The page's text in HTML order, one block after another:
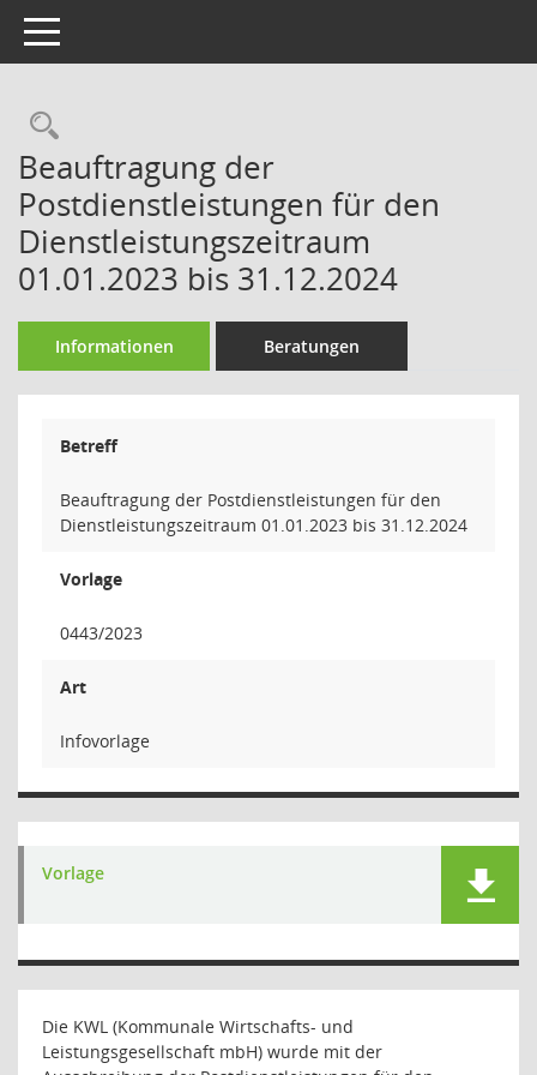
Toggle navigation
Rechercheauswahl
Beauftragung der
Postdienstleistungen für den
Dienstleistungszeitraum
01.01.2023 bis 31.12.2024
Informationen Beratungen
Betreff
Beauftragung der Postdienstleistungen für den
Dienstleistungszeitraum 01.01.2023 bis 31.12.2024
Vorlage
0443/2023
Art
Infovorlage
Vorlage
Die KWL (Kommunale Wirtschafts- und
Leistungsgesellschaft mbH) wurde mit der